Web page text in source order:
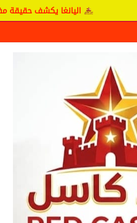
اليانغا يكشف حقيقة مفاوضات